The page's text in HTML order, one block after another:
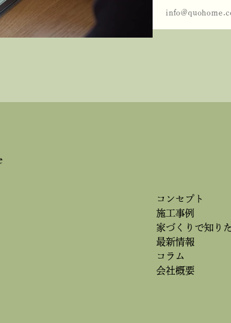
コンセプト
施工事例
家づくりで知り
最新情報
コラム
会社概要